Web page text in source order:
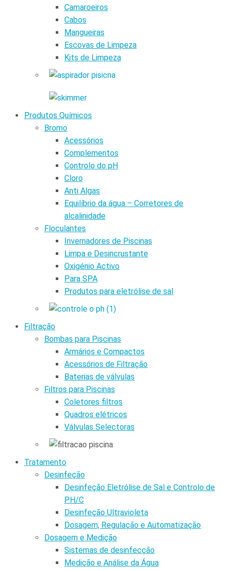
Camaroeiros
Cabos
Mangueiras
Escovas de Limpeza
Kits de Limpeza
Produtos Químicos
Bromo
Acessórios
Complementos
Controlo do pH
Cloro
Anti Algas
Equilíbrio da água – Corretores de
alcalinidade
Floculantes
Invernadores de Piscinas
Limpa e Desincrustante
Oxigénio Activo
Para SPA
Produtos para eletrólise de sal
Filtração
Bombas para Piscinas
Armários e Compactos
Acessórios de Filtração
Baterias de válvulas
Filtros para Piscinas
Coletores filtros
Quadros elétricos
Válvulas Selectoras
Tratamento
Desinfeção
Desinfeção Eletrólise de Sal e Controlo de
PH/C
Desinfeção Ultravioleta
Dosagem, Regulação e Automatização
Dosagem e Medição
Sistemas de desinfecção
Medição e Análise da Água